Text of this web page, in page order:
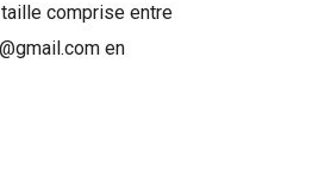
comprise entre
en